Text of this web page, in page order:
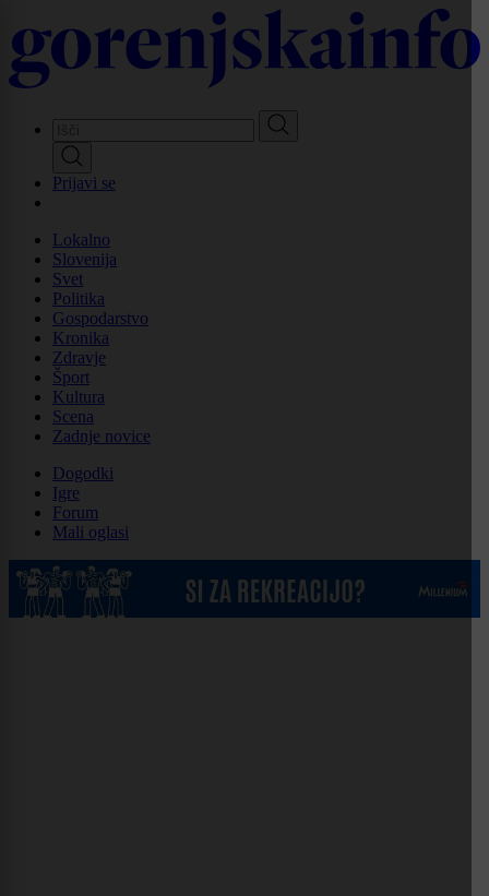
to
main
content
Prijavi se
Lokalno
Slovenija
Svet
Politika
Gospodarstvo
Kronika
Zdravje
Šport
Kultura
Scena
Zadnje novice
Dogodki
Igre
Forum
Mali oglasi